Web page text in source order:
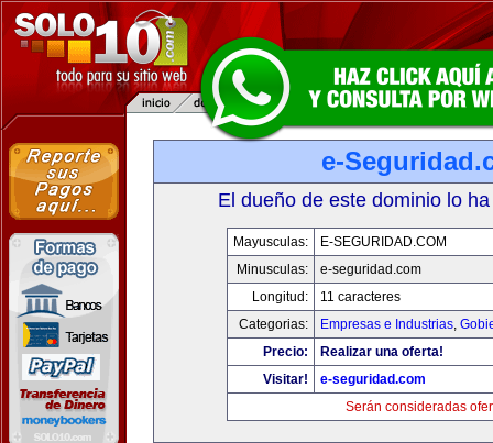
e-
El dueño de este dominio lo
Mayusculas:
E-SEGURIDAD.COM
Minusculas:
e-seguridad.com
Longitud:
11 caracteres
Categorias:
Empresas e Industrias,
Precio:
Realizar una oferta!
Visitar!
e-seguridad.com
Serán consideradas